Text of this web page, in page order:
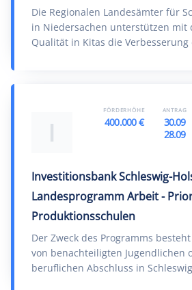
Die Regionalen Landesämter für
in Niedersachen unterstützen mit
Qualität in Kitas die
I
Investitionsbank Schleswig-
Landesprogramm Arbeit -
Produktionsschulen
Der Zweck des Programms
von benachteiligten Jugendlichen
beruflichen Abschluss in
FÖRDERHÖHE
400.000 €
ANTRAG
30.09
28.09